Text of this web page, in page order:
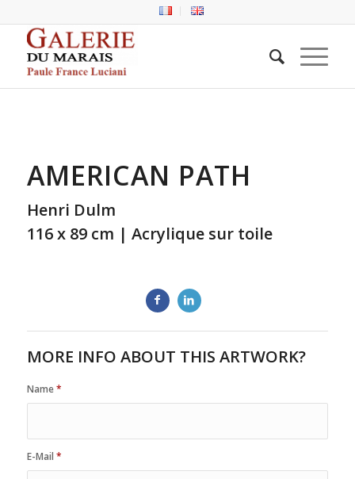
AMERICAN PATH
Henri Dulm
116 x 89 cm | Acrylique sur toile
MORE INFO ABOUT THIS ARTWORK?
Name*
E-Mail *